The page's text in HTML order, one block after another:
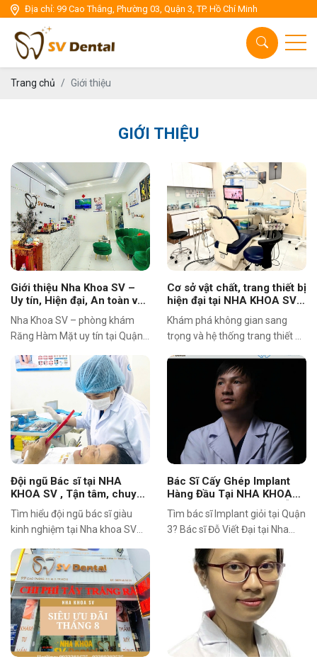
Địa chỉ: 99 Cao Thắng, Phường 03, Quận 3, TP. Hồ Chí Minh
Chăm sóc răng miệng
Thẩm mỹ răng sứ
Cấy ghép Implant
Trang chủ Giới thiệu
GIỚI THIỆU
Giới thiệu Nha Khoa SV –
Uy tín, Hiện đại, An toàn vô
trùng & Đội ngũ chuyên
môn cao tại Quận 3
Nha Khoa SV – phòng khám
Răng Hàm Mặt uy tín tại Quận
công nghệ hiện đại, vô trùng
đạt chuẩn và dịch vụ thẩm mỹ
nha khoa chất lượng cao. Xem
video giới thiệu ngay.
Cơ sở vật chất, trang thiết bị
hiện đại tại NHA KHOA SV-
nơi khơi nguồn của nhưng
nụ cười khỏe mạnh
Khám phá không gian sang
trọng và hệ thống trang thiết bị
trường điều trị vô trùng, tiện
nghi, cùng công nghệ nha khoa
tiên tiến giúp khách hàng an
tâm và thoải mái trong suốt
quá trình điều trị.
Đội ngũ Bác sĩ tại NHA
KHOA SV , Tận tâm, chuyên
nghiệp và giàu kinh nghiệm
Tìm hiểu đội ngũ bác sĩ giàu
kinh nghiệm tại Nha khoa SV
toàn
Bác Sĩ Cấy Ghép Implant
Hàng Đầu Tại NHA KHOA
SV , Quận 3 . BS CK 1 ĐỖ
VIẾT ĐẠI
Tìm bác sĩ Implant giỏi tại Quận
3? Bác sĩ Đỗ Viết Đại tại Nha
cấy ghép Implant an toàn,
thẩm mỹ, bền vững. Phụ trách
chuyên môn: -Khám, chữa
bệnh chuyên khoa răng hàm
mặt -Phẫu thuật cấy ghép
Implant và các điều trị hỗ trợ
(Nâng xoang hàm, ghép xương